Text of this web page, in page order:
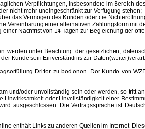
Verpflichtungen, insbesondere im Bereich
nicht mehr uneingeschränkt zur Verfügung stehen;
das Vermögen des Kunden oder die
Vereinbarung einer alternativen Zahlungsform mit
Nachfrist von 14 Tagen zur Begleichung der
unter Beachtung der gesetzlichen,
Kunde sein Einverständnis zur
Dritter zu bedienen. Der Kunde von
oder unvollständig sein oder werden, so tritt
Unwirksamkeit oder Unvollständigkeit einer
ausgeschlossen. Die Vertragssprache ist
enthält Links zu anderen Quellen im Internet.